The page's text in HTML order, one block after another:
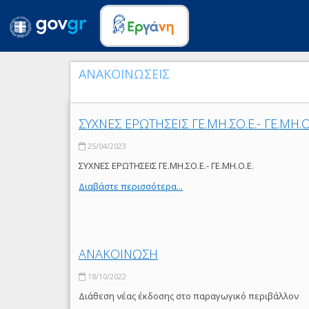
ΑΝΑΚΟΙΝΩΣΕΙΣ
ΣΥΧΝΕΣ ΕΡΩΤΗΣΕΙΣ ΓΕ.ΜΗ.ΣΟ.Ε.-
25/04/2023
ΣΥΧΝΕΣ ΕΡΩΤΗΣΕΙΣ ΓΕ.ΜΗ.ΣΟ.Ε.- ΓΕ.ΜΗ.Ο.Ε.
Διαβάστε περισσότερα...
ΑΝΑΚΟΙΝΩΣΗ
18/10/2022
Διάθεση νέας έκδοσης στο παραγωγικό περιβάλλον